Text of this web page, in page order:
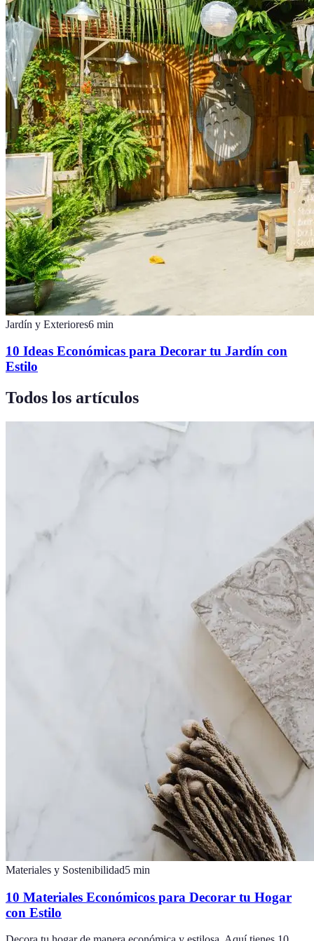
Jardín y Exteriores6 min
10 Ideas Económicas para Decorar tu Jardín con
Estilo
Todos los artículos
Materiales y Sostenibilidad5 min
10 Materiales Económicos para Decorar tu Hogar
con Estilo